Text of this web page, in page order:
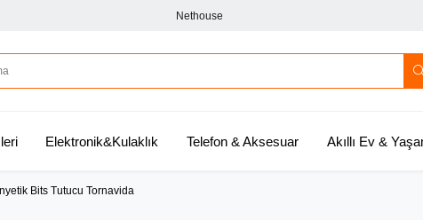
Nethouse
Elektronik&Kulaklık Telefon & Aksesuar Akıllı Ev &
Bits Tutucu Tornavida